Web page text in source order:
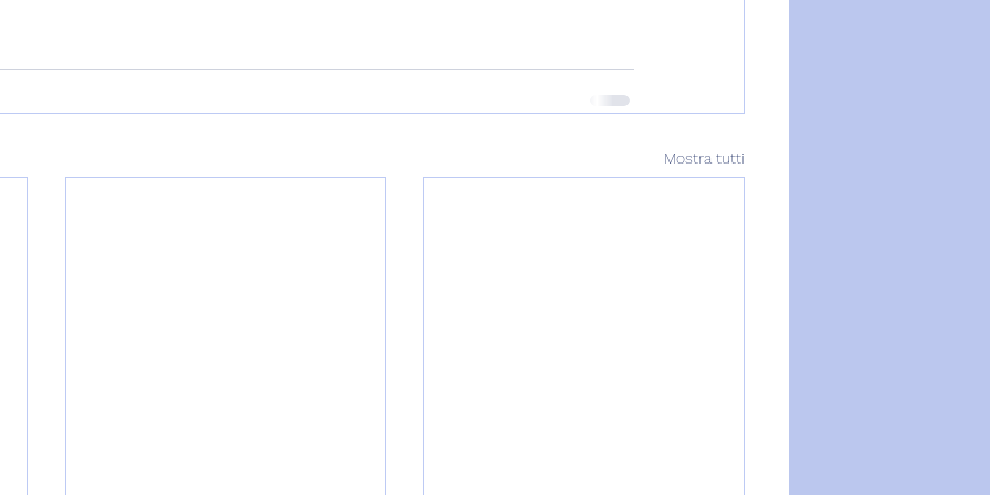
Mostra tutti